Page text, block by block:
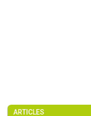
ARTICLES